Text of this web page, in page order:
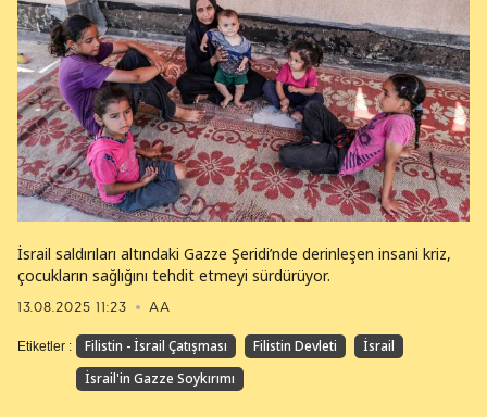
13.08.2025 11:23 AA
İsrail saldırıları altındaki Gazze Şeridi’nde derinleşen insani kriz,
çocukların sağlığını tehdit etmeyi sürdürüyor.
Etiketler : Filistin - İsrail Çatışması Filistin Devleti
İsrail
İsrail'in Gazze Soykırımı